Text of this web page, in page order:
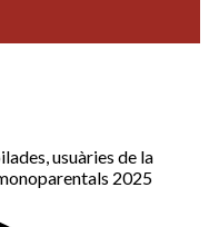
usuàries de la
2025